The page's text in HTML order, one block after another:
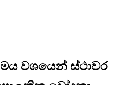
වශයෙන් ස්ථාවර